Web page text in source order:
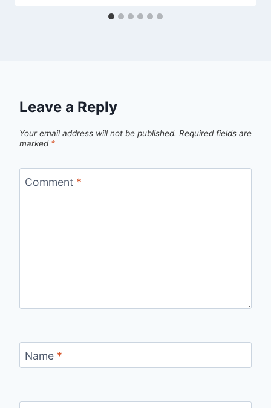
Leave a Reply
Your email address will not be published. Required fields are
marked *
Comment *
Name *